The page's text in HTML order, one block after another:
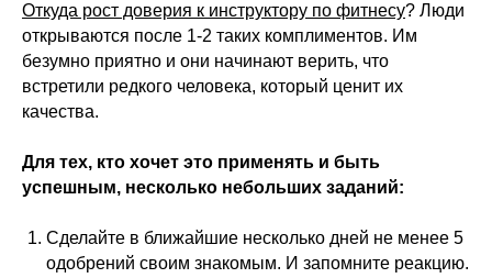
Откуда рост доверия к инструктору по фитнесу? Люди
открываются после 1-2 таких комплиментов. Им
безумно приятно и они начинают верить, что
встретили редкого человека, который ценит их
качества.
Для тех, кто хочет это применять и быть
успешным, несколько небольших заданий:
Сделайте в ближайшие несколько дней не менее 5
одобрений своим знакомым. И запомните реакцию.
Подробнее о программе →
Быстрые решения для
работы
сегодня — примените завтра.